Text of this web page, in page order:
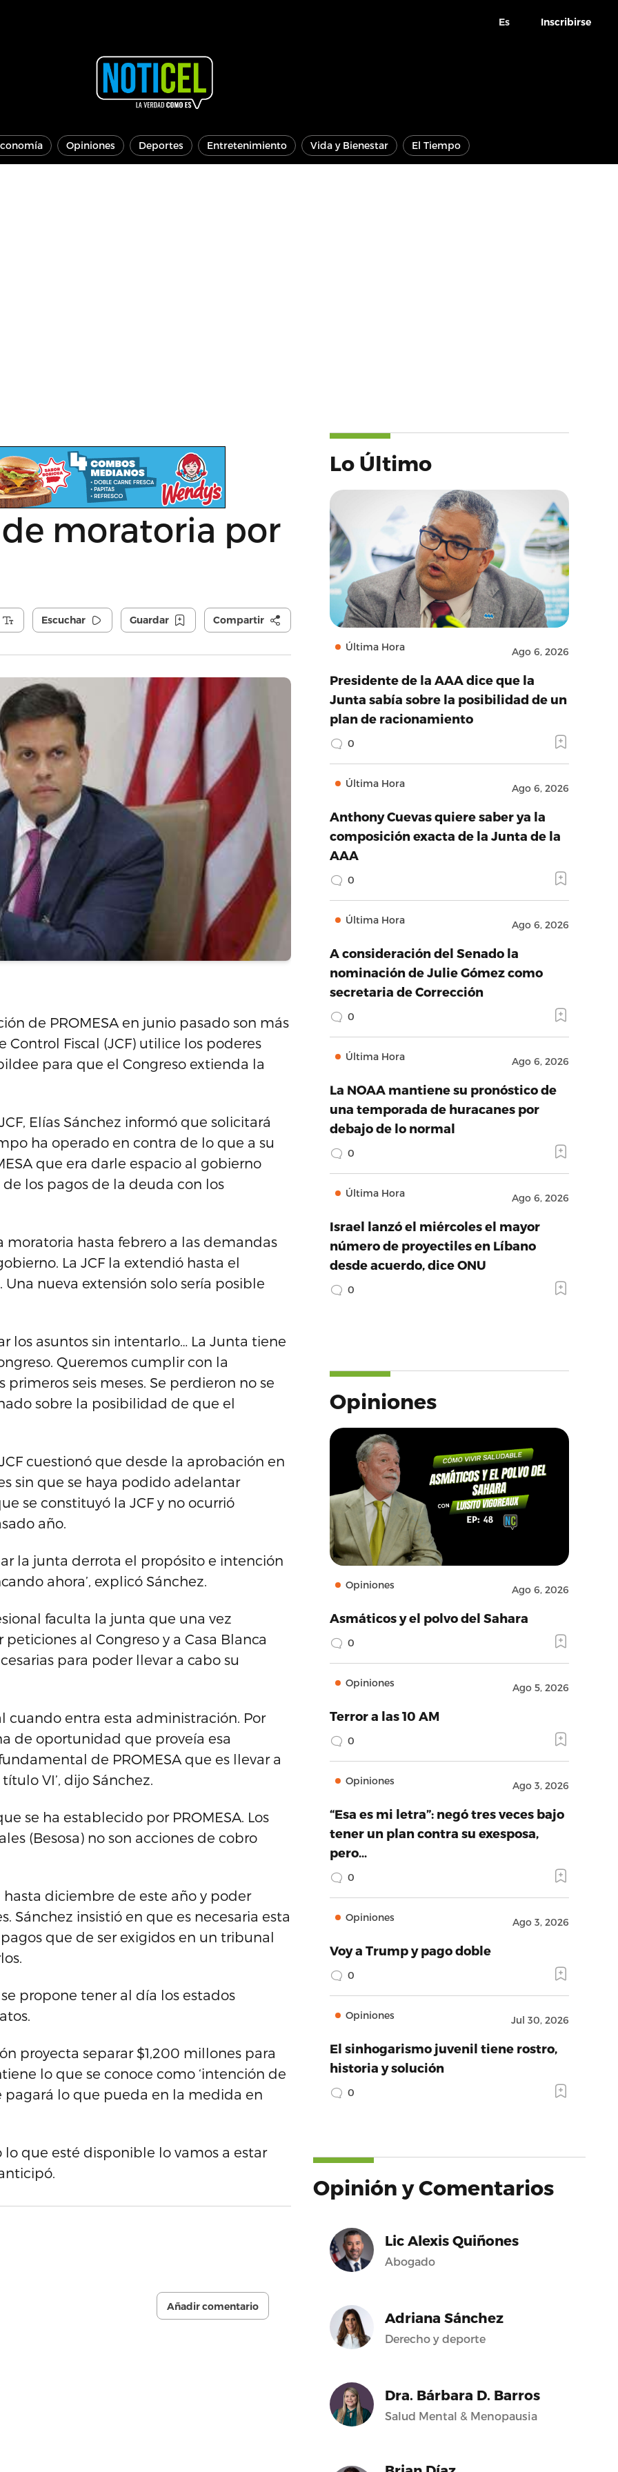
Es Inscribirse
Opiniones Deportes Entretenimiento Vida y Bienestar El Tiempo
moratoria por
Escuchar Guardar Compartir
de PROMESA en junio pasado son más
Fiscal (JCF) utilice los poderes
para que el Congreso extienda la
Elías Sánchez informó que solicitará
ha operado en contra de lo que a su
que era darle espacio al gobierno
los pagos de la deuda con los
hasta febrero a las demandas
La JCF la extendió hasta el
nueva extensión solo sería posible
los asuntos sin intentarlo… La Junta tiene
Queremos cumplir con la
seis meses. Se perdieron no se
sobre la posibilidad de que el
cuestionó que desde la aprobación en
sin que se haya podido adelantar
se constituyó la JCF y no ocurrió
año.
la junta derrota el propósito e intención
ahora’, explicó Sánchez.
faculta la junta que una vez
al Congreso y a Casa Blanca
para poder llevar a cabo su
cuando entra esta administración. Por
de oportunidad que proveía esa
de PROMESA que es llevar a
VI’, dijo Sánchez.
se ha establecido por PROMESA. Los
(Besosa) no son acciones de cobro
diciembre de este año y poder
Sánchez insistió en que es necesaria esta
que de ser exigidos en un tribunal
propone tener al día los estados
proyecta separar $1,200 millones para
lo que se conoce como ‘intención de
pagará lo que pueda en la medida en
lo que esté disponible lo vamos a estar
Añadir comentario
Lo Último
Última Hora Ago 6, 2026
Presidente de la AAA dice que la
Junta sabía sobre la posibilidad de un
plan de racionamiento
0
Última Hora Ago 6, 2026
Anthony Cuevas quiere saber ya la
composición exacta de la Junta de la
AAA
0
Última Hora Ago 6, 2026
A consideración del Senado la
nominación de Julie Gómez como
secretaria de Corrección
0
Última Hora Ago 6, 2026
La NOAA mantiene su pronóstico de
una temporada de huracanes por
debajo de lo normal
0
Última Hora Ago 6, 2026
Israel lanzó el miércoles el mayor
número de proyectiles en Líbano
desde acuerdo, dice ONU
0
Opiniones
Opiniones Ago 6, 2026
Asmáticos y el polvo del Sahara
0
Opiniones Ago 5, 2026
Terror a las 10 AM
0
Opiniones Ago 3, 2026
“Esa es mi letra”: negó tres veces bajo
tener un plan contra su exesposa,
pero…
0
Opiniones Ago 3, 2026
Voy a Trump y pago doble
0
Opiniones Jul 30, 2026
El sinhogarismo juvenil tiene rostro,
historia y solución
0
Opinión y Comentarios
Lic Alexis Quiñones
Abogado
Adriana Sánchez
Derecho y deporte
Dra. Bárbara D. Barros
Salud Mental & Menopausia